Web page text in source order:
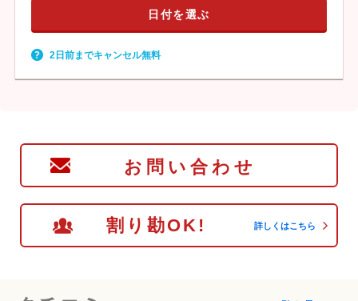
日付を選ぶ
2日前までキャンセル無料
お問い合わせ
割り勘OK! 詳しくはこちら